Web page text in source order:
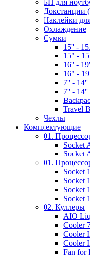
БП для
Докстанции
Наклейки
Охлаждение
Сумки
15'' -
15" -
16'' -
16" -
7'' - 14''
7'' - 14''
Travel
Чехлы
Комплектующие
01.
Socket
Socket
01.
Socket
Socket
Socket
Socket
02. Куллеры
AIO
Cooler
Cooler
Cooler
Fan for